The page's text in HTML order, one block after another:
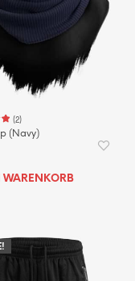
(2)
(Navy)
WARENKORB